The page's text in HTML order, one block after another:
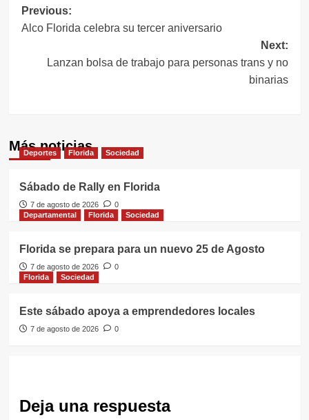
Navegación
de
entradas
Previous:
Alco Florida celebra su tercer aniversario
Next:
Lanzan bolsa de trabajo para personas trans y no
binarias
Más noticias
Deportes Florida Sociedad
Sábado de Rally en Florida
7 de agosto de 2026
0
Departamental
Florida Sociedad
Florida se prepara para un nuevo 25 de Agosto
7 de agosto de 2026
0
Florida
Sociedad
Este sábado apoya a emprendedores locales
7 de agosto de 2026 0
Deja una respuesta